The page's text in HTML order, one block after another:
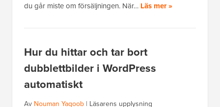
du går miste om försäljningen. När… Läs mer »
Hur du hittar och tar bort
dubblettbilder i WordPress
automatiskt
Av Nouman Yaqoob | Läsarens upplysning